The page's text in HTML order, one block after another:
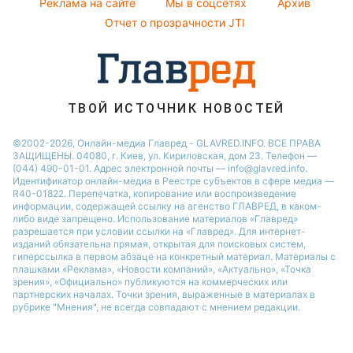
Новости Ровно
Новости Запорожья
Новости Одессы
Все о шоу-бизнесе
Реклама на сайте
Мы в соцсетях
Архив
Отчет о прозрачности JTI
ТВОЙ ИСТОЧНИК НОВОСТЕЙ
©2002-2026, Онлайн-медиа Главред - GLAVRED.INFO. ВСЕ ПРАВА
ЗАЩИЩЕНЫ. 04080, г. Киев, ул. Кириловская, дом 23. Телефон —
(044) 490-01-01. Адрес электронной почты — info@glavred.info.
Идентификатор онлайн-медиа в Реестре cубъектов в сфере медиа —
R40-01822. Перепечатка, копирование или воспроизведение
информации, содержащей ссылку на агенство ГЛАВРЕД, в каком-
либо виде запрещено. Использование материалов «Главред»
разрешается при условии ссылки на «Главред». Для интернет-
изданий обязательна прямая, открытая для поисковых систем,
гиперссылка в первом абзаце на конкретный материал. Материалы с
плашками «Реклама», «Новости компаний», «Актуально», «Точка
зрения», «Официально» публикуются на коммерческих или
партнерских началах. Точки зрения, выраженные в материалах в
рубрике "Мнения", не всегда совпадают с мнением редакции.